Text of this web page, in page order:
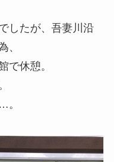
したが、吾妻川沿
、
で休憩。
。